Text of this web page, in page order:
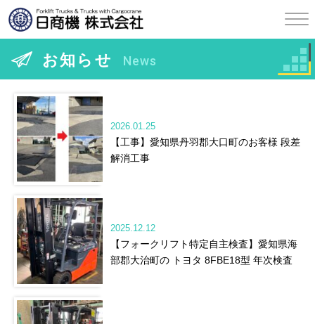
お知らせ News
2026.01.25
【工事】愛知県丹羽郡大口町のお客様 段差
解消工事
2025.12.12
【フォークリフト特定自主検査】愛知県海
部郡大治町の トヨタ 8FBE18型 年次検査